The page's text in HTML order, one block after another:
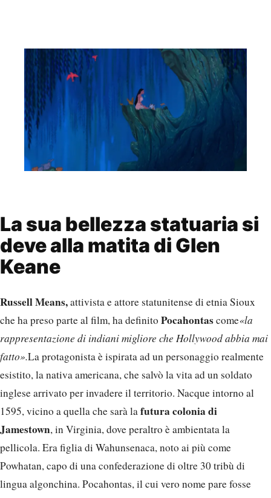
La sua bellezza statuaria si
deve alla matita di Glen
Keane
Russell Means,attivista e attore statunitense di etnia Sioux
che ha preso parte al film, ha definito Pocahontascome«la
rappresentazione di indiani migliore che Hollywood abbia mai
fatto».La protagonista è ispirata ad un personaggio realmente
esistito, la nativa americana, che salvò la vita ad un soldato
inglese arrivato per invadere il territorio. Nacque intorno al
1595, vicino a quella che sarà lafutura colonia di
Jamestown, in Virginia, dove peraltro è ambientata la
pellicola. Era figlia di Wahunsenaca, noto ai più come
Powhatan, capo di una confederazione di oltre 30 tribù di
lingua algonchina. Pocahontas, il cui vero nome pare fosse